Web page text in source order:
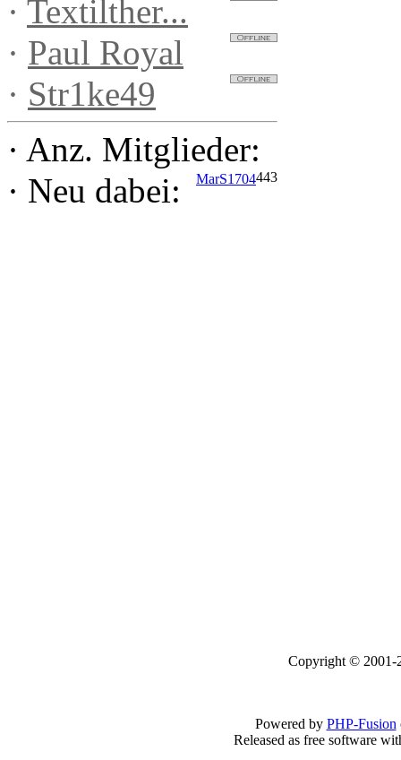
· Textilther...
· Paul Royal
· Str1ke49
· Anz. Mitglieder:
443
· Neu dabei: MarS1704
Copyright © 2001-
Powered by PHP-Fusion
Released as free software